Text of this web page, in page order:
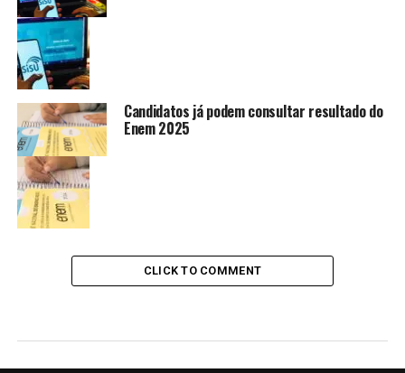
Candidatos já podem consultar resultado do
Enem 2025
CLICK TO COMMENT